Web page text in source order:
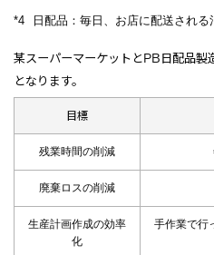
*4 日配品：毎日、お店に配送され
某スーパーマーケットとPB日配品
となります。
目標
残業時間の削減
廃棄ロスの削減
生産計画作成の効率
化
手作業で行